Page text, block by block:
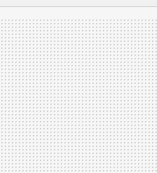
FACEBOOKTWITTERFLIPBOARD
E-
MAIL